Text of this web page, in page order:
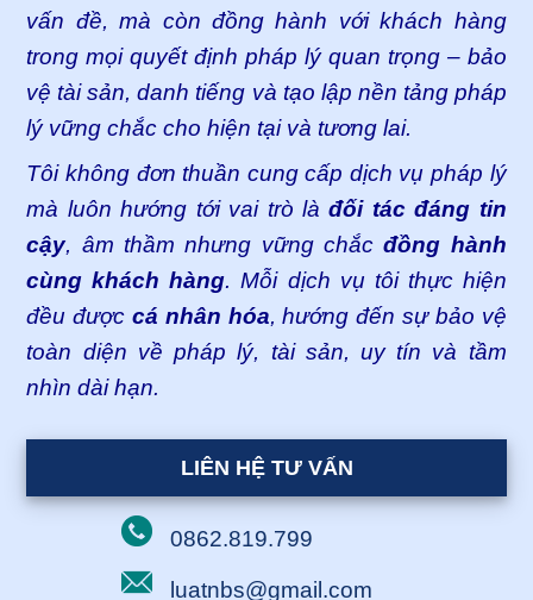
vấn đề, mà còn đồng hành với khách hàng
trong mọi quyết định pháp lý quan trọng – bảo
vệ tài sản, danh tiếng và tạo lập nền tảng pháp
lý vững chắc cho hiện tại và tương lai.
Tôi không đơn thuần cung cấp dịch vụ pháp lý
mà luôn hướng tới vai trò làđối tác đáng tin
cậy, âm thầm nhưng vững chắcđồng hành
cùng khách hàng. Mỗi dịch vụ tôi thực hiện
đều được cá nhân hóa, hướng đến sự bảo vệ
toàn diện về pháp lý, tài sản, uy tín và tầm
nhìn dài hạn.
LIÊN HỆ TƯ VẤN
0862.819.799
luatnbs@gmail.com